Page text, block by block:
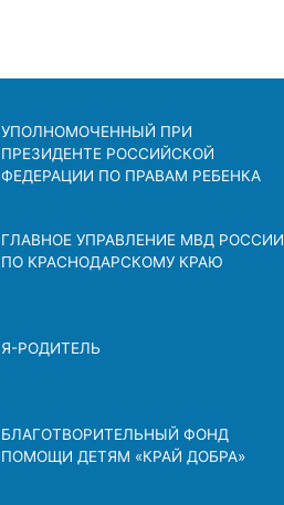
УПОЛНОМОЧЕННЫЙ ПРИ
ПРЕЗИДЕНТЕ РОССИЙСКОЙ
ФЕДЕРАЦИИ ПО ПРАВАМ РЕБЕНКА
ГЛАВНОЕ УПРАВЛЕНИЕ МВД РОССИИ
ПО КРАСНОДАРСКОМУ КРАЮ
Я-РОДИТЕЛЬ
БЛАГОТВОРИТЕЛЬНЫЙ ФОНД
ПОМОЩИ ДЕТЯМ «КРАЙ ДОБРА»